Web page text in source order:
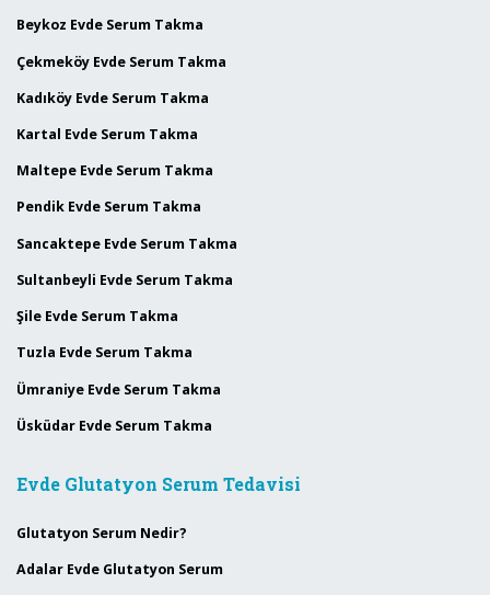
Beykoz Evde Serum Takma
Çekmeköy Evde Serum Takma
Kadıköy Evde Serum Takma
Kartal Evde Serum Takma
Maltepe Evde Serum Takma
Pendik Evde Serum Takma
Sancaktepe Evde Serum Takma
Sultanbeyli Evde Serum Takma
Şile Evde Serum Takma
Tuzla Evde Serum Takma
Ümraniye Evde Serum Takma
Üsküdar Evde Serum Takma
Evde Glutatyon Serum Tedavisi
Glutatyon Serum Nedir?
Adalar Evde Glutatyon Serum